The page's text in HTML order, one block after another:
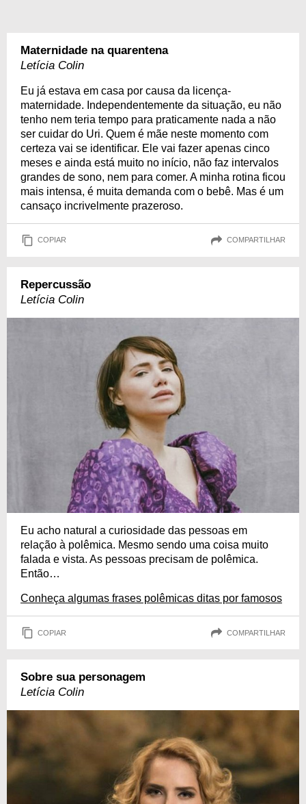
Maternidade na quarentena
Letícia Colin
Eu já estava em casa por causa da licença-
maternidade. Independentemente da situação, eu não
tenho nem teria tempo para praticamente nada a não
ser cuidar do Uri. Quem é mãe neste momento com
certeza vai se identificar. Ele vai fazer apenas cinco
meses e ainda está muito no início, não faz intervalos
grandes de sono, nem para comer. A minha rotina ficou
mais intensa, é muita demanda com o bebê. Mas é um
cansaço incrivelmente prazeroso.
COPIAR COMPARTILHAR
Repercussão
Letícia Colin
Eu acho natural a curiosidade das pessoas em
relação à polêmica. Mesmo sendo uma coisa muito
falada e vista. As pessoas precisam de polêmica.
Então…
Conheça algumas frases polêmicas ditas por famosos
COPIAR COMPARTILHAR
Sobre sua personagem
Letícia Colin